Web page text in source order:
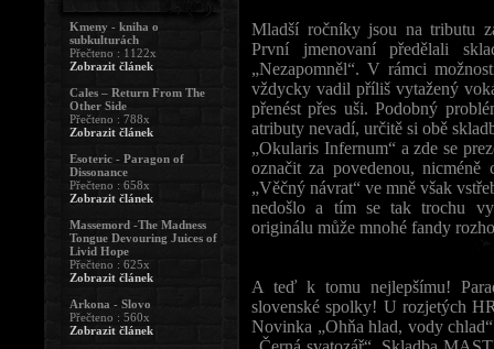
Mladší ročníky jsou na tributu
První jmenovaní předělali
„Nezapomněl“. V rámci
vždycky vadil příliš vytažený
přenést přes uši. Podobný
atributy nevadí, určitě si obě
„Okularis Infernum“ a zde se
označit za povedenou, nicméně
„Věčný návrat“ ve mně však
nedošlo a tím se tak trochu
originálu může mnohé fandy
A teď k tomu nejlepšímu!
slovenské spolky! U rozjetých
Novinka „Ohňa hlad, vody
Kmeny - kniha o
subkulturách
Přečteno : 1122x
Zobrazit článek
Cales – Return From The
Other Side
Přečteno : 788x
Zobrazit článek
Esoteric - Paragon of
Dissonance
Přečteno : 658x
Zobrazit článek
Massemord -The Madness
Tongue Devouring Juices of
Livid Hope
Přečteno : 625x
Zobrazit článek
Arkona - Slovo
Přečteno : 560x
Zobrazit článek